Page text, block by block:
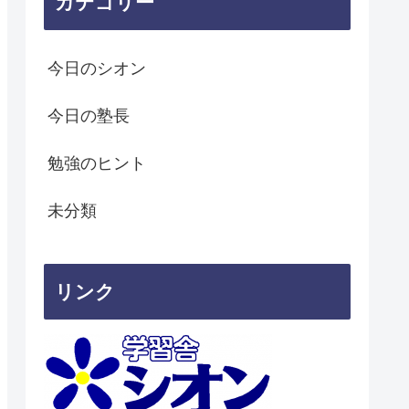
今日のシオン
今日の塾長
勉強のヒント
未分類
リンク